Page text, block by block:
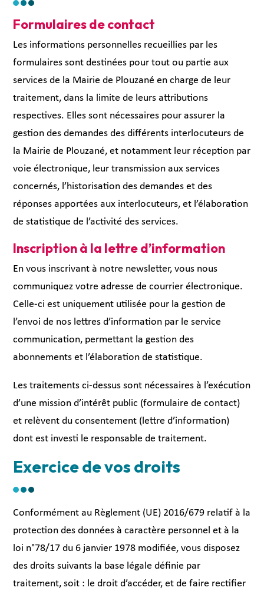
Formulaires de contact
Les informations personnelles recueillies par les
formulaires sont destinées pour tout ou partie aux
services de la Mairie de Plouzané en charge de leur
traitement, dans la limite de leurs attributions
respectives. Elles sont nécessaires pour assurer la
gestion des demandes des différents interlocuteurs de
la Mairie de Plouzané, et notamment leur réception par
voie électronique, leur transmission aux services
concernés, l’historisation des demandes et des
réponses apportées aux interlocuteurs, et l’élaboration
de statistique de l’activité des services.
Inscription à la lettre d’information
En vous inscrivant à notre newsletter, vous nous
communiquez votre adresse de courrier électronique.
Celle-ci est uniquement utilisée pour la gestion de
l’envoi de nos lettres d’information par le service
communication, permettant la gestion des
abonnements et l’élaboration de statistique.
Les traitements ci-dessus sont nécessaires à l’exécution
d’une mission d’intérêt public (formulaire de contact)
et relèvent du consentement (lettre d’information)
dont est investi le responsable de traitement.
Exercice de vos droits
Conformément au Règlement (UE) 2016/679 relatif à la
protection des données à caractère personnel et à la
loi n°78/17 du 6 janvier 1978 modifiée, vous disposez
des droits suivants la base légale définie par
traitement, soit : le droit d’accéder, et de faire rectifier